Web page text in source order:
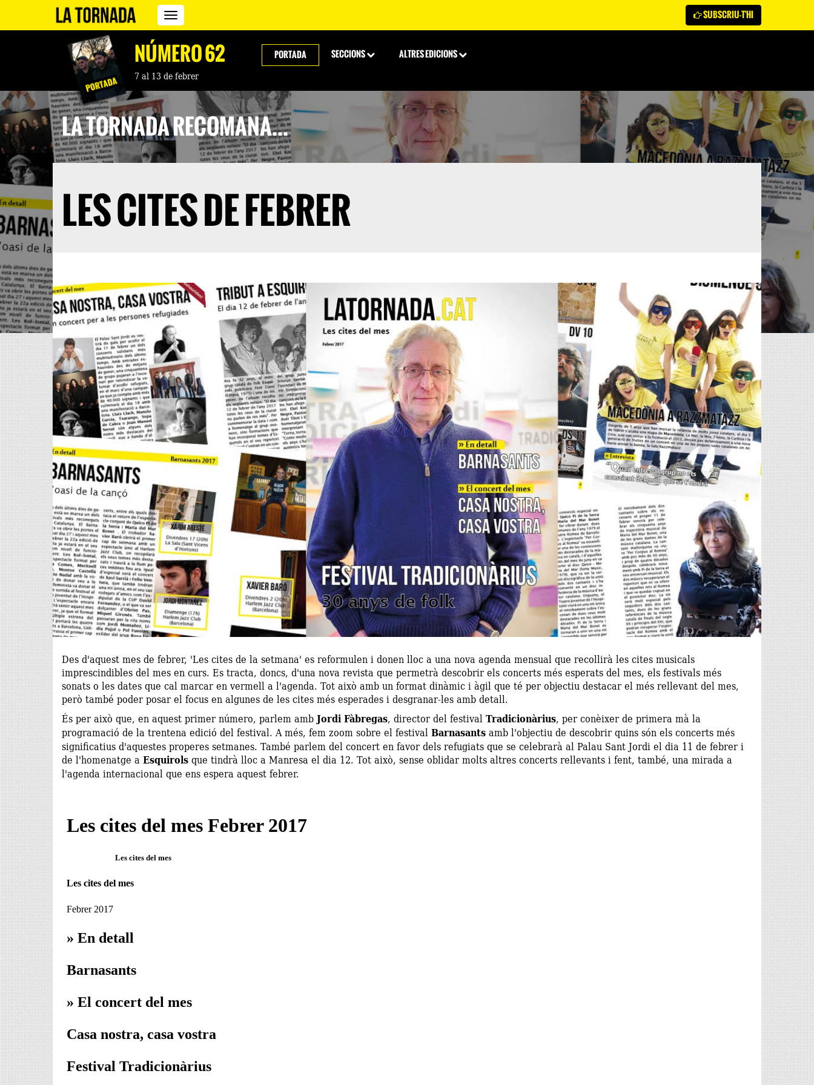
Revista
La
Tornada
SUBSCRIU-T'HI
NÚMERO 62
7 al 13 de febrer
PORTADA SECCIONS ALTRES EDICIONS
LA TORNADA RECOMANA...
LES CITES DE FEBRER
Des d'aquest mes de febrer, 'Les cites de la setmana' es reformulen i donen lloc a una nova agenda mensual que recollirà les cites musicals
imprescindibles del mes en curs. Es tracta, doncs, d'una nova revista que permetrà descobrir els concerts més esperats del mes, els festivals més
sonats o les dates que cal marcar en vermell a l'agenda. Tot això amb un format dinàmic i àgil que té per objectiu destacar el més rellevant del mes,
però també poder posar el focus en algunes de les cites més esperades i desgranar-les amb detall.
És per això que, en aquest primer número, parlem ambJordi Fàbregas, director del festivalTradicionàrius, per conèixer de primera mà la
programació de la trentena edició del festival. A més, fem zoom sobre el festivalBarnasantsamb l'objectiu de descobrir quins són els concerts més
significatius d'aquestes properes setmanes. També parlem del concert en favor dels refugiats que se celebrarà al Palau Sant Jordi el dia 11 de febrer i
de l'homenatge aEsquirolsque tindrà lloc a Manresa el dia 12. Tot això, sense oblidar molts altres concerts rellevants i fent, també, una mirada a
l'agenda internacional que ens espera aquest febrer.